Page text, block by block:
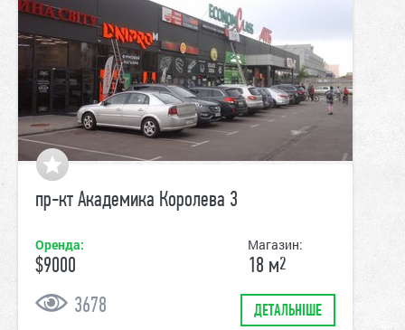
пр-кт Академика Королева 3
Оренда:
$9000
Магазин:
18 м2
3678 ДЕТАЛЬНІШЕ